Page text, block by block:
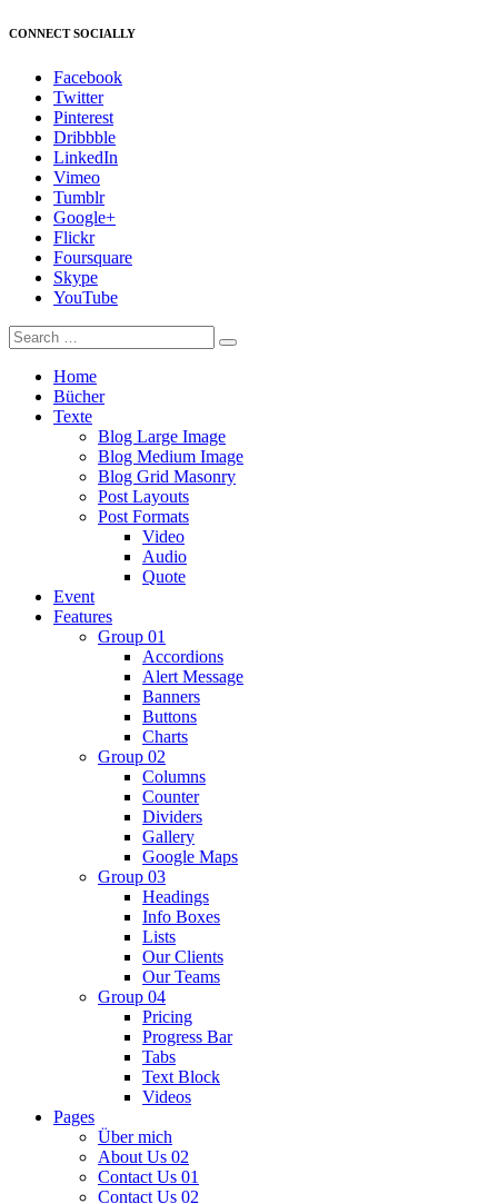
CONNECT SOCIALLY
Facebook
Twitter
Pinterest
Dribbble
LinkedIn
Vimeo
Tumblr
Google+
Flickr
Foursquare
Skype
YouTube
Home
Bücher
Texte
Blog Large Image
Blog Medium Image
Blog Grid Masonry
Post Layouts
Post Formats
Video
Audio
Quote
Event
Features
Group 01
Accordions
Alert Message
Banners
Buttons
Charts
Group 02
Columns
Counter
Dividers
Gallery
Google Maps
Group 03
Headings
Info Boxes
Lists
Our Clients
Our Teams
Group 04
Pricing
Progress Bar
Tabs
Text Block
Videos
Pages
Über mich
About Us 02
Contact Us 01
Contact Us 02